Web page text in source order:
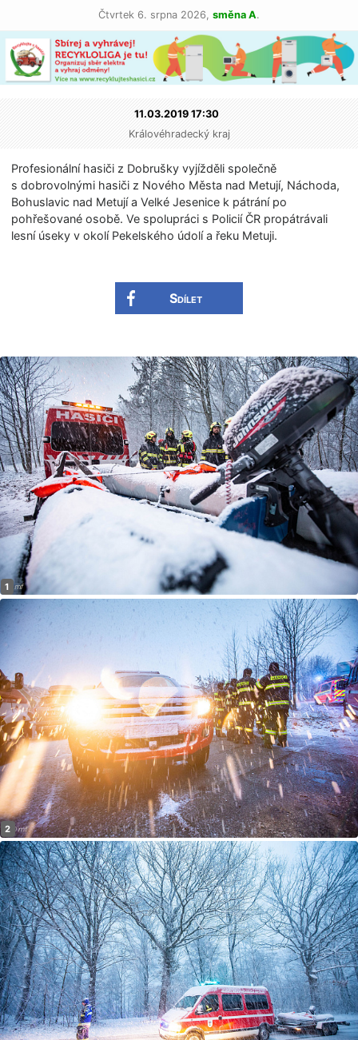
Čtvrtek 6. srpna 2026, směna A.
11.03.2019 17:30
Královéhradecký kraj
Profesionální hasiči z Dobrušky vyjížděli společně
s dobrovolnými hasiči z Nového Města nad Metují, Náchoda,
Bohuslavic nad Metují a Velké Jesenice k pátrání po
pohřešované osobě. Ve spolupráci s Policií ČR propátrávali
lesní úseky v okolí Pekelského údolí a řeku Metuji.
Sdílet